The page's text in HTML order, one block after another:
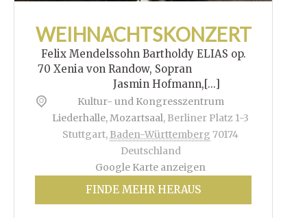
WEIHNACHTSKONZERT
Felix Mendelssohn Bartholdy ELIAS op.
70 Xenia von Randow, Sopran
Jasmin Hofmann,[...]
Kultur- und Kongresszentrum
Liederhalle, Mozartsaal, Berliner Platz 1-3
Stuttgart, Baden-Württemberg 70174
Deutschland
Google Karte anzeigen
FINDE MEHR HERAUS